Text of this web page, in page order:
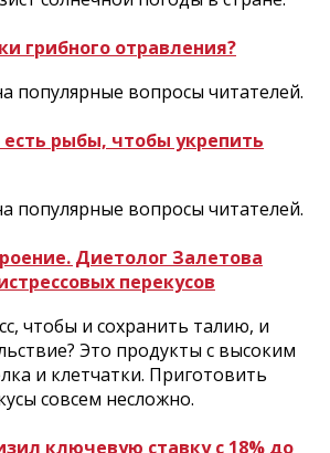
грибного отравления?
популярные вопросы читателей.
рыбы, чтобы укрепить
популярные вопросы читателей.
Диетолог Залетова
перекусов
чтобы и сохранить талию, и
Это продукты с высоким
и клетчатки. Приготовить
совсем несложно.
ключевую ставку с 18% до